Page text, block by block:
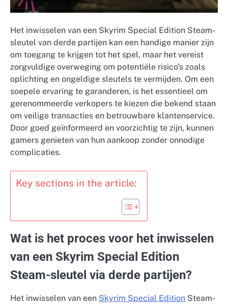
Het inwisselen van een Skyrim Special Edition Steam-
sleutel van derde partijen kan een handige manier zijn
om toegang te krijgen tot het spel, maar het vereist
zorgvuldige overweging om potentiële risico’s zoals
oplichting en ongeldige sleutels te vermijden. Om een
soepele ervaring te garanderen, is het essentieel om
gerenommeerde verkopers te kiezen die bekend staan
om veilige transacties en betrouwbare klantenservice.
Door goed geïnformeerd en voorzichtig te zijn, kunnen
gamers genieten van hun aankoop zonder onnodige
complicaties.
Key sections in the article:
Wat is het proces voor het inwisselen
van een Skyrim Special Edition
Steam-sleutel via derde partijen?
Het inwisselen van een Skyrim Special Edition Steam-